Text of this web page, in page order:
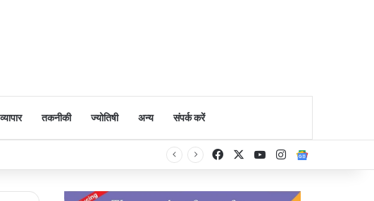
व्यापार तकनीकी ज्योतिषी अन्य संपर्क करें
Facebook YouTubeInstagram